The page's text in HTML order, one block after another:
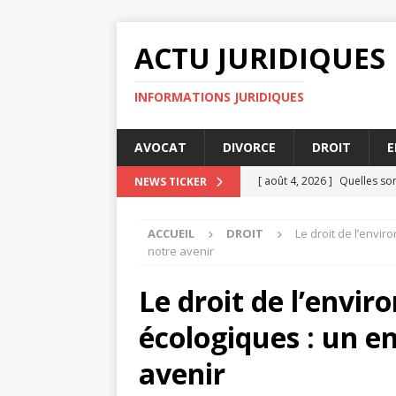
ACTU JURIDIQUES
INFORMATIONS JURIDIQUES
AVOCAT DIVORCE DROIT
NEWS TICKER [ août 4, 2026 ] Quelles
[ août 2, 2026 ] Comment
[ juillet 31, 2026 ] Les
[ août 6, 2026 ] Délits
ACCUEIL DROIT
Le droit de
notre avenir
Le droit de
écologiques : un
avenir